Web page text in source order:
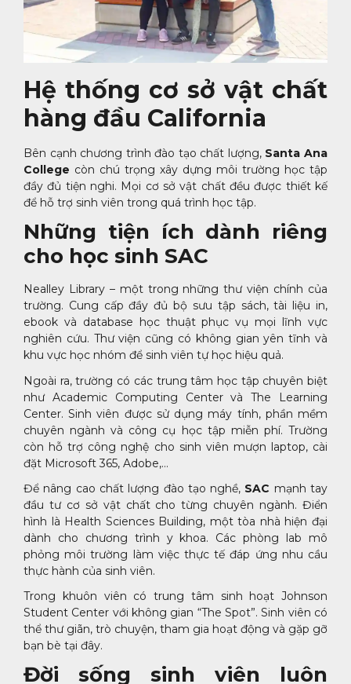
Hệ thống cơ sở vật chất
hàng đầu California
Bên cạnh chương trình đào tạo chất lượng, Santa Ana
College còn chú trọng xây dựng môi trường học tập
đầy đủ tiện nghi. Mọi cơ sở vật chất đều được thiết kế
để hỗ trợ sinh viên trong quá trình học tập.
Những tiện ích dành riêng
cho học sinh SAC
Nealley Library – một trong những thư viện chính của
trường. Cung cấp đầy đủ bộ sưu tập sách, tài liệu in,
ebook và database học thuật phục vụ mọi lĩnh vực
nghiên cứu. Thư viện cũng có không gian yên tĩnh và
khu vực học nhóm để sinh viên tự học hiệu quả.
Ngoài ra, trường có các trung tâm học tập chuyên biệt
như Academic Computing Center và The Learning
Center. Sinh viên được sử dụng máy tính, phần mềm
chuyên ngành và công cụ học tập miễn phí. Trường
còn hỗ trợ công nghệ cho sinh viên mượn laptop, cài
đặt Microsoft 365, Adobe,…
Để nâng cao chất lượng đào tạo nghề, SAC mạnh tay
đầu tư cơ sở vật chất cho từng chuyên ngành. Điển
hình là Health Sciences Building, một tòa nhà hiện đại
dành cho chương trình y khoa. Các phòng lab mô
phỏng môi trường làm việc thực tế đáp ứng nhu cầu
thực hành của sinh viên.
Trong khuôn viên có trung tâm sinh hoạt Johnson
Student Center với không gian “The Spot”. Sinh viên có
thể thư giãn, trò chuyện, tham gia hoạt động và gặp gỡ
bạn bè tại đây.
Đời sống sinh viên luôn